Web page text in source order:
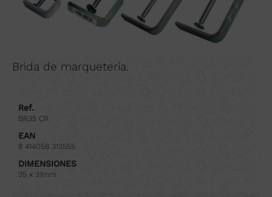
Brida de marquetería.
Ref.
BR35 CR
EAN
8 414058 313555
DIMENSIONES
35 x 31mm